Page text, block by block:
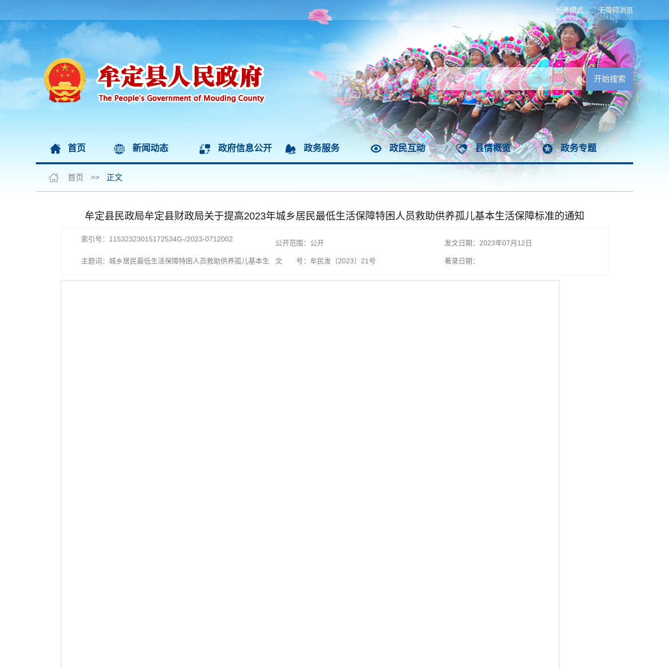
无障碍浏览
长者模式
首页 新闻动态 政府信息公开 政务服务 政民互动 县情概览 政务专题
首页 >> 正文
牟定县民政局牟定县财政局关于提高2023年城乡居民最低生活保障特困人员救助供养孤儿基本生活保障标准的通知
索引号：11532323015172534G-/2023-0712002 公开范围：公开 发文日期：2023年07月12日
主题词：城乡居民最低生活保障特困人员救助供养孤儿基本生
活保障
文 号：牟民发〔2023〕21号 著录日期：